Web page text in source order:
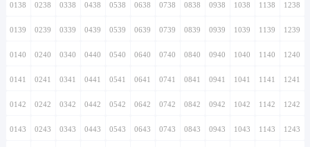
0138 0238 0338 0438 0538 0638 0738 0838 0938 1038 1138 1238
0139 0239 0339 0439 0539 0639 0739 0839 0939 1039 1139 1239
0140 0240 0340 0440 0540 0640 0740 0840 0940 1040 1140 1240
0141 0241 0341 0441 0541 0641 0741 0841 0941 1041 1141 1241
0142 0242 0342 0442 0542 0642 0742 0842 0942 1042 1142 1242
0143 0243 0343 0443 0543 0643 0743 0843 0943 1043 1143 1243